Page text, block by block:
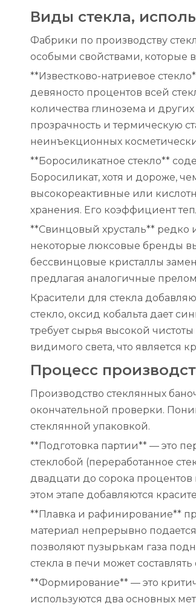
Виды стекла,
Фабрики по производству
особыми свойствами, которые
**Известково-натриевое
девяносто процентов всей
количества глинозема и
прозрачность и термическую
неинъекционных
**Боросиликатное стекло**
Боросиликат, хотя и дороже,
высокореактивные или
хранения. Его коэффициент
**Свинцовый хрусталь** редко
некоторые люксовые бренды
бессвинцовые кристаллы
предлагая аналогичные
Красители для стекла
стекло, оксид кобальта дает
требует сырья высокой
видимого света, что является
Процесс
Производство стеклянных
окончательной проверки.
стеклянной упаковкой.
**Подготовка партии** — это
стеклобой (переработанное
двадцати до сорока процентов
этом этапе добавляются
**Плавка и рафинирование**
материал непрерывно
позволяют пузырькам газа
стекла в печи может
**Формирование** — это
используются два основных